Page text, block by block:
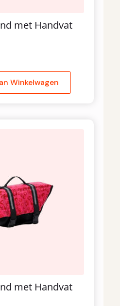
met Handvat
Winkelwagen
met Handvat